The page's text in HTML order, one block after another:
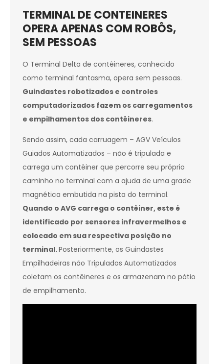
TERMINAL DE CONTEINERES
OPERA APENAS COM ROBÔS,
SEM PESSOAS
O Terminal Delta de contêineres, conhecido
como terminal fantasma, opera sem pessoas.
Guindastes robotizados e controles
computadorizados fazem os carregamentos
e empilhamentos dos contêineres.
Sendo assim, cada carruagem – AGV Veículos
Guiados Automatizados – não é tripulada e
carrega um contêiner que percorre seu próprio
caminho no terminal com a ajuda de uma grade
magnética embutida na pista do terminal.
Quando o AVG carrega o contêiner, este é
identificado por sensores infravermelhos e
colocado em sua respectiva posição no
terminal.Posteriormente, os Guindastes
Empilhadeiras não Tripulados Automatizados
coletam os contêineres e os armazenam no pátio
de empilhamento.